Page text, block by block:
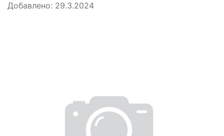
Добавлено: 29.3.2024